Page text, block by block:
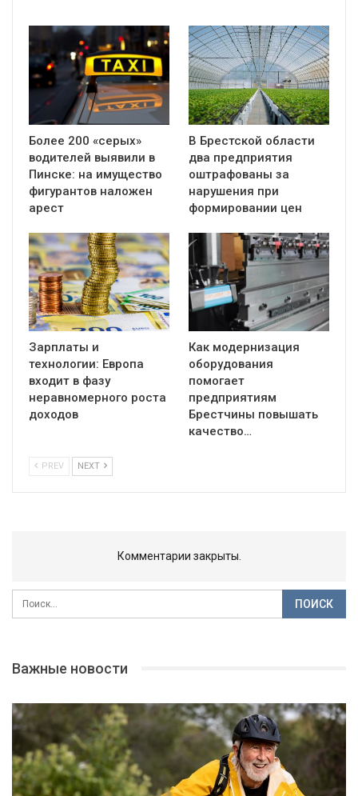
Более 200 «серых»
водителей выявили в
Пинске: на имущество
фигурантов наложен
арест
В Брестской области
два предприятия
оштрафованы за
нарушения при
формировании цен
Зарплаты и
технологии: Европа
входит в фазу
неравномерного роста
доходов
Как модернизация
оборудования
помогает
предприятиям
Брестчины повышать
качество…
PREV NEXT
Комментарии закрыты.
Важные новости